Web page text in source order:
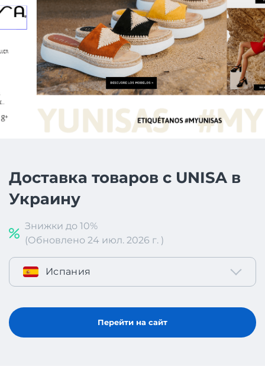
Доставка товаров с UNISA в
Украину
Знижки до 10%
(Обновлено 24 июл. 2026 г. )
Испания
Перейти на сайт